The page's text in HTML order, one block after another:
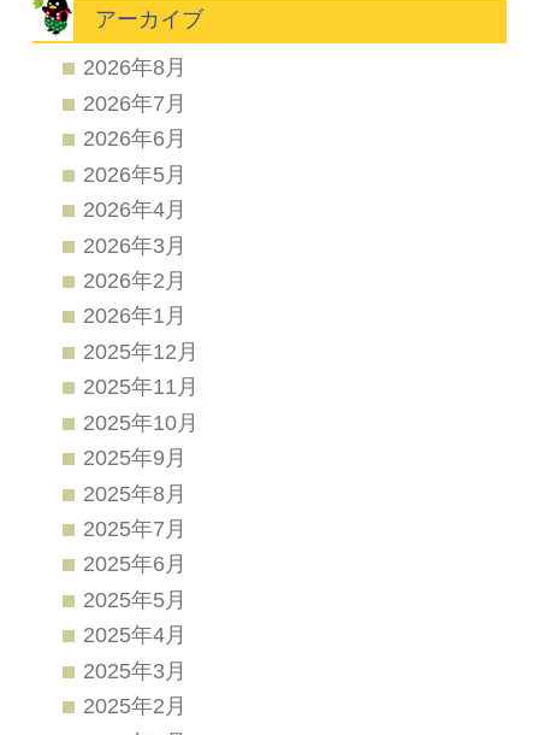
アーカイブ
2026年8月
2026年7月
2026年6月
2026年5月
2026年4月
2026年3月
2026年2月
2026年1月
2025年12月
2025年11月
2025年10月
2025年9月
2025年8月
2025年7月
2025年6月
2025年5月
2025年4月
2025年3月
2025年2月